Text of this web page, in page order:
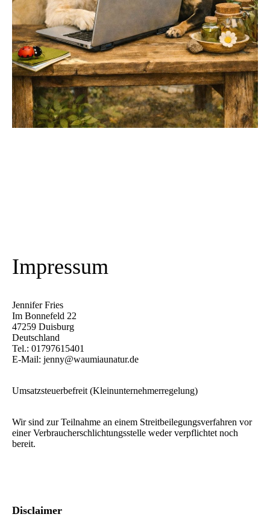
Impressum
Jennifer Fries
Im Bonnefeld 22
47259 Duisburg
Deutschland
Tel.: 01797615401
E-Mail: jenny@waumiaunatur.de
Umsatzsteuerbefreit (Kleinunternehmerregelung)
Wir sind zur Teilnahme an einem Streitbeilegungsverfahren vor
einer Verbraucherschlichtungsstelle weder verpflichtet noch
bereit.
Disclaimer